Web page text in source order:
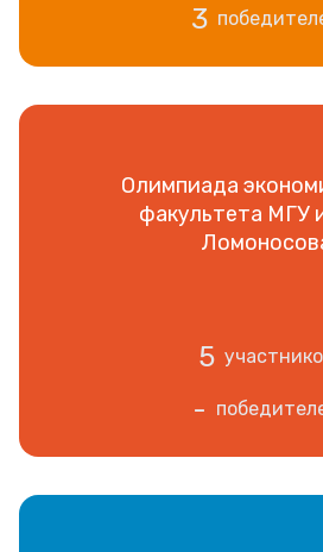
3
Олимпиада
факультета МГУ
5
-